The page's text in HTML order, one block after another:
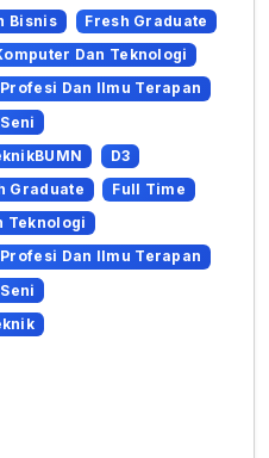
Bisnis
Fresh Graduate
Dan Teknologi
Profesi Dan Ilmu Terapan
Seni
D3
Graduate
Full Time
Teknologi
Profesi Dan Ilmu Terapan
Seni